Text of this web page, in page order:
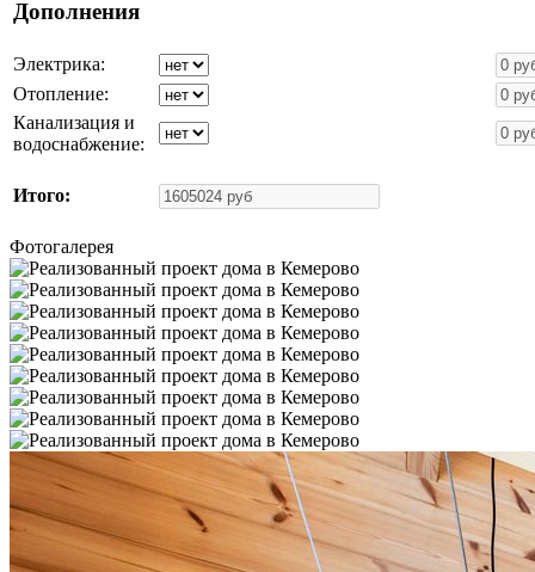
Дополнения
Электрика:
Отопление:
Канализация и
водоснабжение:
Итого:
Фотогалерея